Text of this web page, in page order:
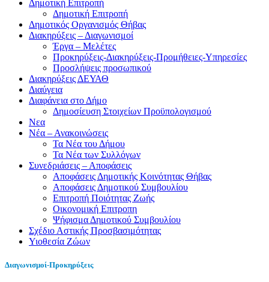
Δημοτική Επιτροπή
Δημοτική Επιτροπή
Δημοτικός Οργανισμός Θήβας
Διακηρύξεις – Διαγωνισμοί
Έργα – Μελέτες
Προκηρύξεις-Διακηρύξεις-Προμήθειες-Υπηρεσίες
Προσλήψεις προσωπικού
Διακηρύξεις ΔΕΥΑΘ
Διαύγεια
Διαφάνεια στο Δήμο
Δημοσίευση Στοιχείων Προϋπολογισμού
Νεα
Νέα – Ανακοινώσεις
Τα Νέα του Δήμου
Τα Νέα των Συλλόγων
Συνεδριάσεις – Αποφάσεις
Αποφάσεις Δημοτικής Κοινότητας Θήβας
Αποφάσεις Δημοτικού Συμβουλίου
Επιτροπή Ποιότητας Ζωής
Οικονομική Επιτροπη
Ψήφισμα Δημοτικού Συμβουλίου
Σχέδιο Αστικής Προσβασιμότητας
Υιοθεσία Ζώων
Διαγωνισμοί-Προκηρύξεις